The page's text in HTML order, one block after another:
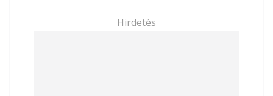
Hirdetés